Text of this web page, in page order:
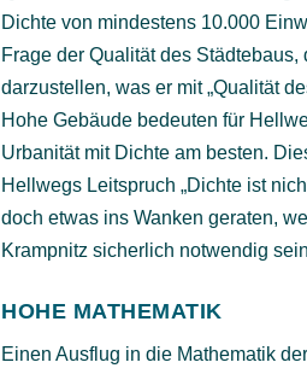
Dichte von mindestens 10.000
Frage der Qualität des
darzustellen, was er mit „Qualität
Hohe Gebäude bedeuten für
Urbanität mit Dichte am besten.
Hellwegs Leitspruch „Dichte ist
doch etwas ins Wanken geraten,
Krampnitz sicherlich notwendig
HOHE MATHEMATIK
Einen Ausflug in die Mathematik